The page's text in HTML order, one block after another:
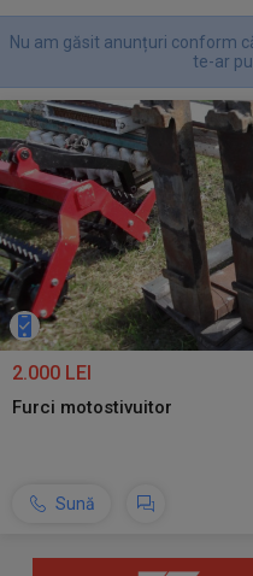
Nu am găsit anunțuri conform
te-ar
2.000 LEI
Furci motostivuitor
Sună